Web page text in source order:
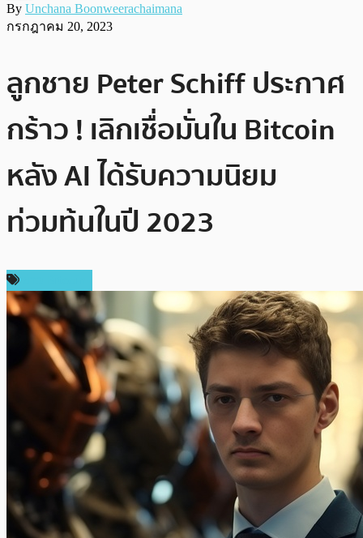
By Unchana Boonweerachaimana
กรกฎาคม 20, 2023
ลูกชาย Peter Schiff ประกาศ
กร้าว ! เลิกเชื่อมั่นใน Bitcoin
หลัง AI ได้รับความนิยม
ท่วมท้นในปี 2023